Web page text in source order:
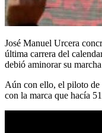
José Manuel Urcera
última carrera del
debió aminorar su
Aún con ello, el piloto de
con la marca que hacía